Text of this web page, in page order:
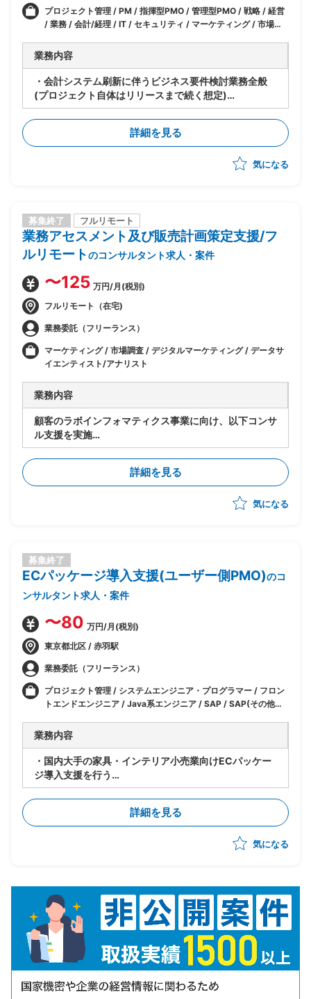
プロジェクト管理 / PM / 指揮型PMO / 管理型PMO / 戦略 / 経営
/ 業務 / 会計/経理 / IT / セキュリティ / マーケティング / 市場調
業務内容
・会計システム刷新に伴うビジネス要件検討業務全般
(プロジェクト自体はリリースまで続く想定)
・DMS(ディーラーマネジメントシステム)とOBIC7の
連携に関するコンサル業務
※DMS：自動車ディーラー向けの総合IT業務支援シ
ステムのこと。一般的に在庫管理と財務・会計管理のな
詳細を見る
気になる
募集終了 フルリモート
業務アセスメント及び販売計画策定支援/フ
ルリモートのコンサルタント求人・案件
〜125 万円/月(税別)
フルリモート（在宅)
業務委託（フリーランス）
マーケティング / 市場調査 / デジタルマーケティング / データサ
イエンティスト/アナリスト
業務内容
顧客のラボインフォマティクス事業に向け、以下コンサ
ル支援を実施
・業務アセスメント
・製品販売計画の策定
詳細を見る
気になる
募集終了
ECパッケージ導入支援(ユーザー側PMO)のコ
ンサルタント求人・案件
〜80 万円/月(税別)
東京都北区 / 赤羽駅
業務委託（フリーランス）
プロジェクト管理 / システムエンジニア・プログラマー / フロン
トエンドエンジニア / Java系エンジニア / SAP / SAP(その他モ
アナリスト / Webマーケティング / Webディレクター / マーケテ
ィング
業務内容
・国内大手の家具・インテリア小売業向けECパッケー
ジ導入支援を行う
・下記業務をユーザー側PMOとして実施する
・プロジェクトスケジュールの立案/調整/管理
・EC周辺業務のマニュアル作成
・パッケージ導入に伴う受入テスト支援業務
詳細を見る
気になる